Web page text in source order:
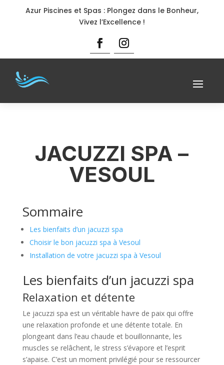
Azur Piscines et Spas : Plongez dans le Bonheur,
Vivez l’Excellence !
JACUZZI SPA –
VESOUL
Sommaire
Les bienfaits d’un jacuzzi spa
Choisir le bon jacuzzi spa à Vesoul
Installation de votre jacuzzi spa à Vesoul
Les bienfaits d’un jacuzzi spa
Relaxation et détente
Le jacuzzi spa est un véritable havre de paix qui offre
une relaxation profonde et une détente totale. En
plongeant dans l’eau chaude et bouillonnante, les
muscles se relâchent, le stress s’évapore et l’esprit
s’apaise. C’est un moment privilégié pour se ressourcer